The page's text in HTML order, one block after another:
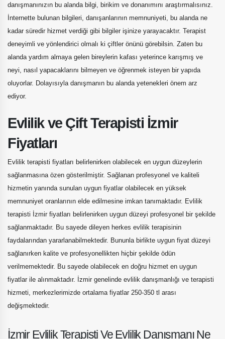
danışmanınızın bu alanda bilgi, birikim ve donanımını araştırmalısınız.
İnternette bulunan bilgileri, danışanlarının memnuniyeti, bu alanda ne
kadar süredir hizmet verdiği gibi bilgiler işinize yarayacaktır. Terapist
deneyimli ve yönlendirici olmalı ki çiftler önünü görebilsin. Zaten bu
alanda yardım almaya gelen bireylerin kafası yeterince karışmış ve
neyi, nasıl yapacaklarını bilmeyen ve öğrenmek isteyen bir yapıda
oluyorlar. Dolayısıyla danışmanın bu alanda yetenekleri önem arz
ediyor.
Evlilik ve Çift Terapisti İzmir
Fiyatları
Evlilik terapisti fiyatları belirlenirken olabilecek en uygun düzeylerin
sağlanmasına özen gösterilmiştir. Sağlanan profesyonel ve kaliteli
hizmetin yanında sunulan uygun fiyatlar olabilecek en yüksek
memnuniyet oranlarının elde edilmesine imkan tanımaktadır. Evlilik
terapisti İzmir fiyatları belirlenirken uygun düzeyi profesyonel bir şekilde
sağlanmaktadır. Bu sayede dileyen herkes evlilik terapisinin
faydalarından yararlanabilmektedir. Bununla birlikte uygun fiyat düzeyi
sağlanırken kalite ve profesyonellikten hiçbir şekilde ödün
verilmemektedir. Bu sayede olabilecek en doğru hizmet en uygun
fiyatlar ile alınmaktadır. İzmir genelinde evlilik danışmanlığı ve terapisti
hizmeti, merkezlerimizde ortalama fiyatlar 250-350 tl arası
değişmektedir.
İzmir Evlilik Terapisti Ve Evlilik Danışmanı Ne